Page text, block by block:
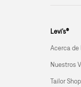
Levi’s®
Acerca de
Nuestros
Tailor Shop